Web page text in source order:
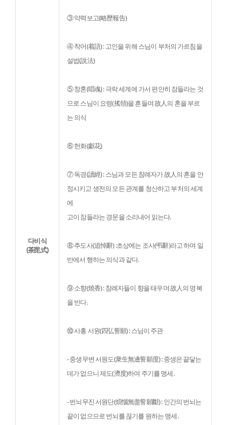
다비식
(茶毘式)
③ 약력보고(略歷報告)
④ 착어(着語) : 고인을 위해 스님이 부처의 가르침을
설법(說法)
⑤ 창혼(唱魂) : 극락 세계에 가서 편안히 잠들라는 것
으로 스님이 요령(搖領)을 흔들며 故人의 혼을 부르
는 의식
⑥ 헌화(獻花)
⑦ 독경(讀經) : 스님과 모든 참례자가 故人의 혼을 안
정시키고 생전의 모든 관계를 청산하고 부처의 세계
에
고이 잠들라는 경문을 소리내어 읽는다.
⑧ 추도사(追悼辭) :초상에는 조사(弔辭)라고 하며 일
반에서 행하는 의식과 같다.
⑨ 소향(燒香) : 참례자들이 향을 태우며 故人의 명복
을 빈다.
⑩ 사홍 서원(四弘誓願) : 스님이 주관
- 중생무변 서원도(衆生無邊誓願度) : 중생은 끝닿는
데가 없으니 제도(濟度)하여 주기를 맹세.
- 번뇌무진 서원단(煩惱無盡誓願斷) : 인간의 번뇌는
끝이 없으므로 번뇌를 끊기를 원하는 맹세.